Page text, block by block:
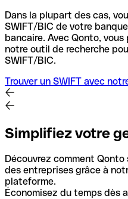
Dans la plupart des cas,
SWIFT/BIC de votre
bancaire. Avec Qonto,
notre outil de recherche
SWIFT/BIC.
Trouver un SWIFT avec
Simplifiez votre
Découvrez comment
des entreprises grâce à
plateforme.
Économisez du temps dès